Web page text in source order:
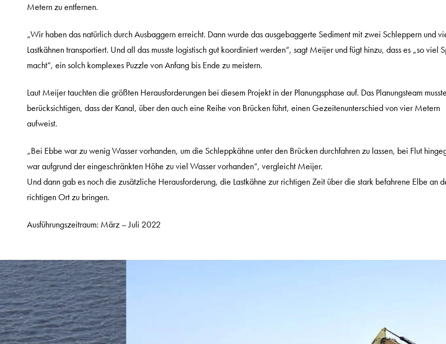
Metern zu entfernen.
„Wir haben das natürlich durch Ausbaggern erreicht. Dann wurde das ausgebaggerte Sediment mit zwei Schleppern und
Lastkähnen transportiert. Und all das musste logistisch gut koordiniert werden“, sagt Meijer und fügt hinzu, dass es „so viel
macht“, ein solch komplexes Puzzle von Anfang bis Ende zu meistern.
Laut Meijer tauchten die größten Herausforderungen bei diesem Projekt in der Planungsphase auf. Das Planungsteam musste
berücksichtigen, dass der Kanal, über den auch eine Reihe von Brücken führt, einen Gezeitenunterschied von vier Metern
aufweist.
„Bei Ebbe war zu wenig Wasser vorhanden, um die Schleppkähne unter den Brücken durchfahren zu lassen, bei Flut
war aufgrund der eingeschränkten Höhe zu viel Wasser vorhanden“, vergleicht Meijer.
Und dann gab es noch die zusätzliche Herausforderung, die Lastkähne zur richtigen Zeit über die stark befahrene Elbe an
richtigen Ort zu bringen.
Ausführungszeitraum: März – Juli 2022